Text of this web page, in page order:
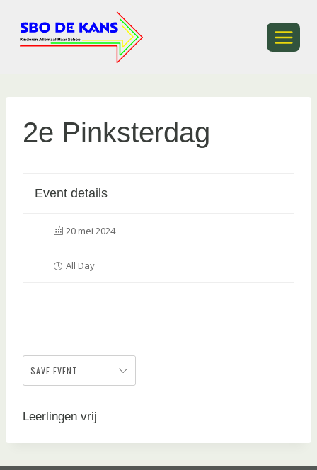
naar
2e Pinksterdag
Event details
20 mei 2024
All Day
SAVE EVENT
Leerlingen vrij